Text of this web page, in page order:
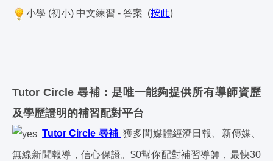
小學 (初小) 中文練習 - 答案 (按此)
Tutor Circle 尋補 : 是唯一能夠提供所有導師資歷
及學歷證明的補習配對平台
Tutor Circle 尋補 獲多間媒體經濟日報、新傳媒、
無線新聞報導，信心保證。$0幫你配對補習導師，最快30